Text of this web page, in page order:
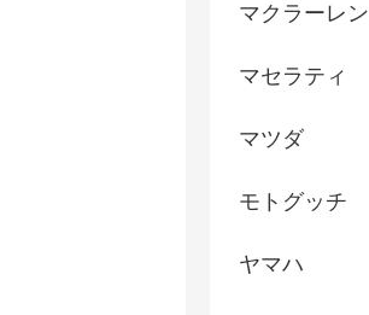
マクラーレン
マセラティ
マツダ
モトグッチ
ヤマハ